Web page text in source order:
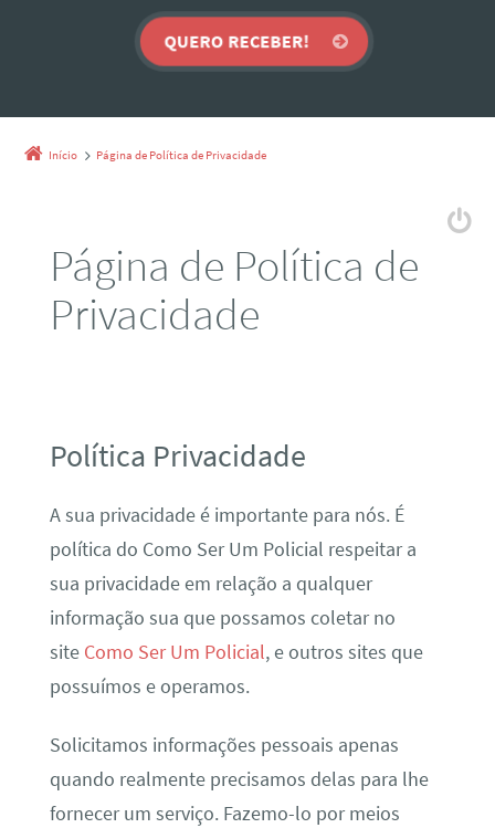
Início Página de Política de Privacidade
Página de Política de
Privacidade
Política Privacidade
A sua privacidade é importante para nós. É
política do Como Ser Um Policial respeitar a
sua privacidade em relação a qualquer
informação sua que possamos coletar no
site Como Ser Um Policial, e outros sites que
possuímos e operamos.
Solicitamos informações pessoais apenas
quando realmente precisamos delas para lhe
fornecer um serviço. Fazemo-lo por meios